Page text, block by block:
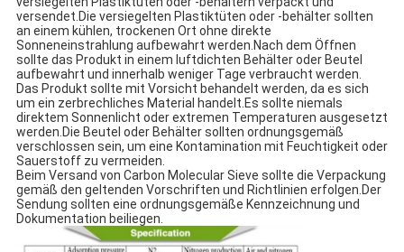
versendet.Die versiegelten Plastiktüten oder -behälter sollten
an einem kühlen, trockenen Ort ohne direkte
Sonneneinstrahlung aufbewahrt werden.Nach dem Öffnen
sollte das Produkt in einem luftdichten Behälter oder Beutel
aufbewahrt und innerhalb weniger Tage verbraucht werden.
Das Produkt sollte mit Vorsicht behandelt werden, da es sich
um ein zerbrechliches Material handelt.Es sollte niemals
direktem Sonnenlicht oder extremen Temperaturen ausgesetzt
werden.Die Beutel oder Behälter sollten ordnungsgemäß
verschlossen sein, um eine Kontamination mit Feuchtigkeit oder
Sauerstoff zu vermeiden.
Beim Versand von Carbon Molecular Sieve sollte die Verpackung
gemäß den geltenden Vorschriften und Richtlinien erfolgen.Der
Sendung sollten eine ordnungsgemäße Kennzeichnung und
Dokumentation beiliegen.